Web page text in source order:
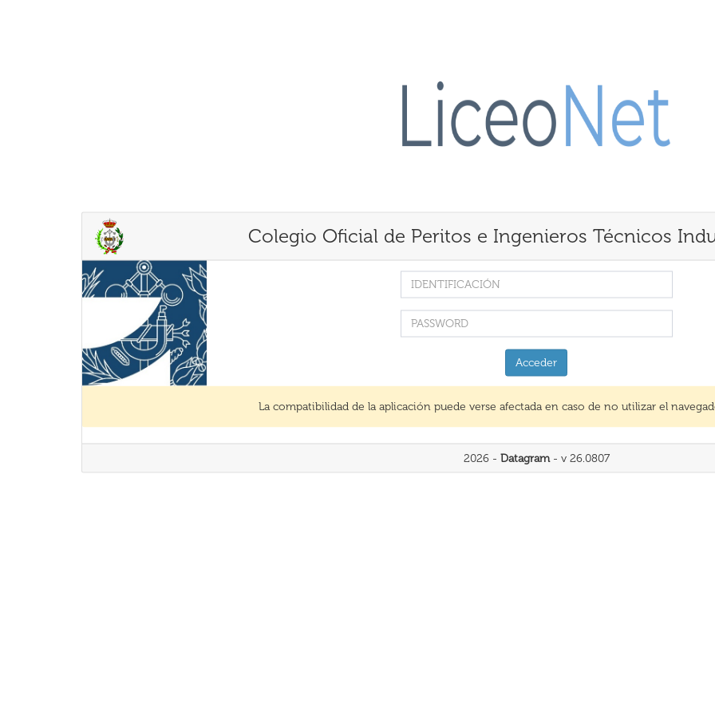
Colegio Oficial de Peritos e Ingenieros Técnicos
Acceder
La compatibilidad de la aplicación puede verse afectada en caso de no utilizar el
2026 - Datagram- v 26.0807